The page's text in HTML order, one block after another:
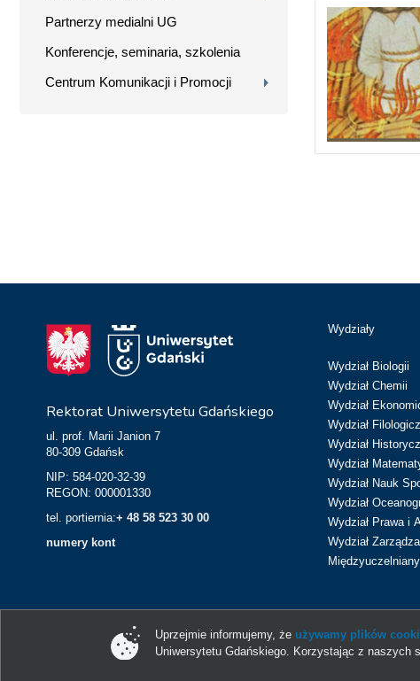
Partnerzy medialni UG
Konferencje, seminaria, szkolenia
Centrum Komunikacji i Promocji
Rektorat Uniwersytetu Gdańskiego
ul. prof. Marii Janion 7
80-309 Gdańsk
NIP: 584-020-32-39
REGON: 000001330
tel. portiernia:+ 48 58 523 30 00
numery kont
Wydziały
Wydział Biologii
Wydział Chemii
Wydział
Wydział
Wydział
Wydział
Wydział Nauk
Wydział
Wydział Prawa i
Wydział
Uprzejmie informujemy, że używamy plików
Uniwersytetu Gdańskiego. Korzystając z naszych